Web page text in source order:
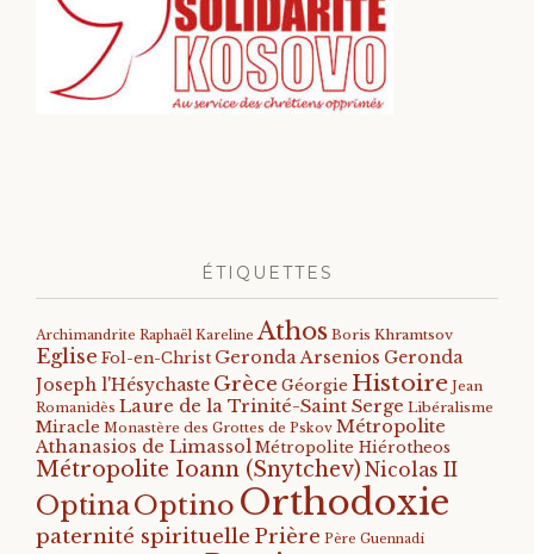
ÉTIQUETTES
Archimandrite Raphaël Kareline Athos Boris Khramtsov
Eglise Fol-en-Christ Geronda Arsenios Geronda
Joseph l'Hésychaste Grèce Géorgie Histoire Jean
Romanidès Laure de la Trinité-Saint Serge Libéralisme
Miracle Monastère des Grottes de Pskov Métropolite
Athanasios de Limassol Métropolite Hiérotheos
Métropolite Ioann (Snytchev) Nicolas II
OptinaOptino Orthodoxie
paternité spirituelle Prière Père Guennadi